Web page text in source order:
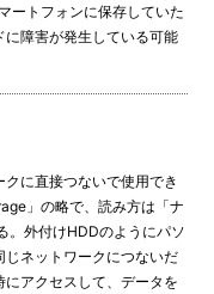
ートフォンに保存していた
障害が発生している可能
に直接つないで使用でき
」の略で、読み方は「ナ
。外付けHDDのようにパソ
じネットワークにつないだ
アクセスして、データを